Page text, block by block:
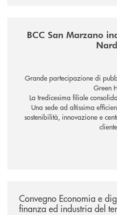
BCC San Marzano
Grande partecipazione di
Green
La tredicesima filiale
Una sede ad altissima
sostenibilità, innovazione e
Convegno Economia e
finanza ed industria del